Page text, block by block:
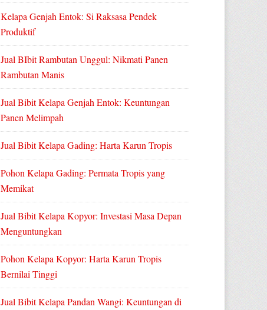
Kelapa Genjah Entok: Si Raksasa Pendek
Produktif
Jual BIbit Rambutan Unggul: Nikmati Panen
Rambutan Manis
Jual Bibit Kelapa Genjah Entok: Keuntungan
Panen Melimpah
Jual Bibit Kelapa Gading: Harta Karun Tropis
Pohon Kelapa Gading: Permata Tropis yang
Memikat
Jual Bibit Kelapa Kopyor: Investasi Masa Depan
Menguntungkan
Pohon Kelapa Kopyor: Harta Karun Tropis
Bernilai Tinggi
Jual Bibit Kelapa Pandan Wangi: Keuntungan di